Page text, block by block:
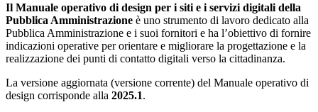
Il Manuale operativo di design per i siti e i servizi digitali della
Pubblica Amministrazione è uno strumento di lavoro dedicato alla
Pubblica Amministrazione e i suoi fornitori e ha l’obiettivo di fornire
indicazioni operative per orientare e migliorare la progettazione e la
realizzazione dei punti di contatto digitali verso la cittadinanza.
La versione aggiornata (versione corrente) del Manuale operativo di
design corrisponde alla 2025.1.